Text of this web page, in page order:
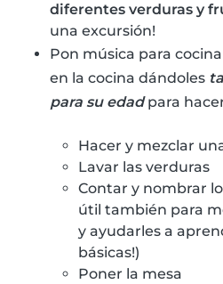
diferentes verduras y
una excursión!
Pon música para
en la cocina dándoles
para su edadpara
Hacer y mezclar
Lavar las verduras
Contar y nombrar
útil también para
y ayudarles a
básicas!)
Poner la mesa